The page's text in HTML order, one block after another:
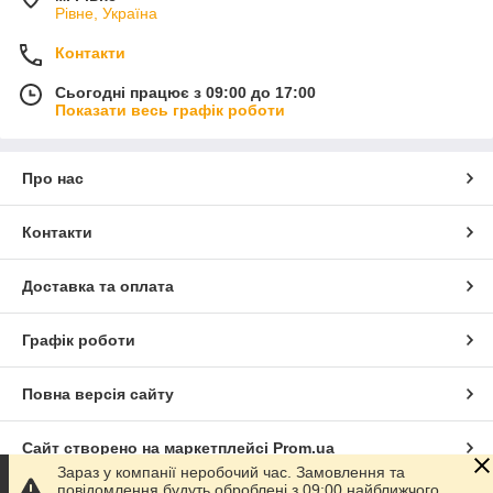
Рівне, Україна
Контакти
Сьогодні працює з 09:00 до 17:00
Показати весь графік роботи
Про нас
Контакти
Доставка та оплата
Графік роботи
Повна версія сайту
Сайт створено на маркетплейсі Prom.ua
Зараз у компанії неробочий час. Замовлення та